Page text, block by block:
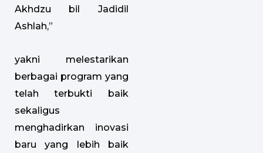
Akhdzu bil Jadidil
Ashlah,”
yakni melestarikan
berbagai program yang
telah terbukti baik
sekaligus
menghadirkan inovasi
baru yang lebih baik